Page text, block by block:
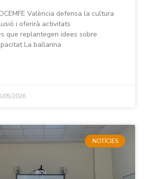
València defensa la cultura
i oferirà activitats
que replantegen idees sobre
La ballarina
05/2026
NOTÍCIES